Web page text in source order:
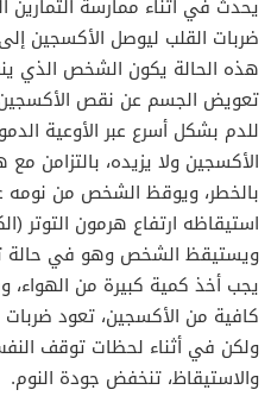
يحدث في أثناء ممارسة التمارين
ضربات القلب ليوصل الأكسجين
هذه الحالة يكون الشخص الذي
تعويض الجسم عن نقص
للدم بشكل أسرع عبر الأوعية
الأكسجين ولا يزيده، بالتزامن مع
بالخطر، ويوقظ الشخص من نومه
استيقاظه ارتفاع هرمون التوتر
ويستيقظ الشخص وهو في حالة
يجب أخذ كمية كبيرة من
كافية من الأكسجين، تعود
ولكن في أثناء لحظات توقف
والاستيقاظ، تنخفض جودة النوم.